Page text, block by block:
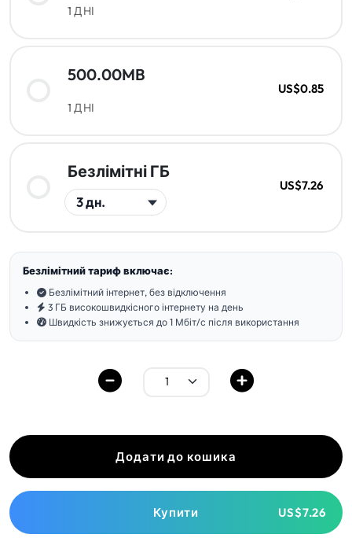
1 ДНІ
500.00MB
1 ДНІ
US$0.85
Безлімітні ГБ
US$7.26
Безлімітний тариф включає:
Безлімітний інтернет, без відключення
3 ГБ високошвидкісного інтернету на день
Швидкість знижується до 1 Мбіт/с після використання
Додати до кошика
Купити US$7.26